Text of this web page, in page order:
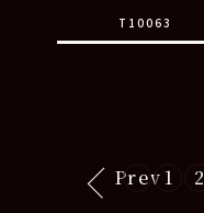
T10063
Prev1 2